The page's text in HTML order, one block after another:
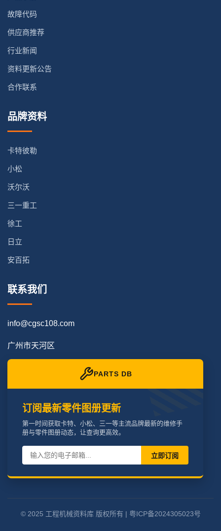
故障代码
供应商推荐
行业新闻
资料更新公告
合作联系
品牌资料
卡特彼勒
小松
沃尔沃
三一重工
徐工
日立
安百拓
联系我们
info@cgsc108.com
广州市天河区
PARTS DB
订阅最新零件图册更新
第一时间获取卡特、小松、三一等主流品牌最新的维修手
册与零件图册动态，让查询更高效。
立即订阅
© 2025 工程机械资料库 版权所有 | 粤ICP备2024305023号